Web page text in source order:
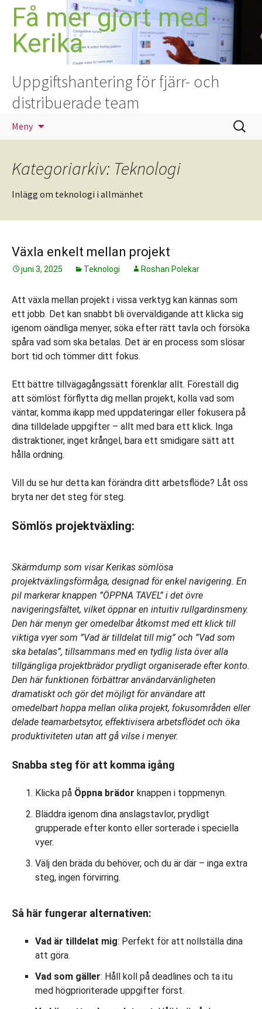
Hoppa
innehåll
Få mer gjort med
Kerika
Uppgiftshantering för fjärr- och
distribuerade team
Meny
Sök
efter:
Kategoriarkiv: Teknologi
Inlägg om teknologi i allmänhet
Växla enkelt mellan projekt
juni 3, 2025 Teknologi Roshan Polekar
Att växla mellan projekt i vissa verktyg kan kännas som
ett jobb. Det kan snabbt bli överväldigande att klicka sig
igenom oändliga menyer, söka efter rätt tavla och försöka
spåra vad som ska betalas. Det är en process som slösar
bort tid och tömmer ditt fokus.
Ett bättre tillvägagångssätt förenklar allt. Föreställ dig
att sömlöst förflytta dig mellan projekt, kolla vad som
väntar, komma ikapp med uppdateringar eller fokusera på
dina tilldelade uppgifter – allt med bara ett klick. Inga
distraktioner, inget krångel, bara ett smidigare sätt att
hålla ordning.
Vill du se hur detta kan förändra ditt arbetsflöde? Låt oss
bryta ner det steg för steg.
Sömlös projektväxling:
Skärmdump som visar Kerikas sömlösa
projektväxlingsförmåga, designad för enkel navigering. En
pil markerar knappen ”ÖPPNA TAVEL” i det övre
navigeringsfältet, vilket öppnar en intuitiv rullgardinsmeny.
Den här menyn ger omedelbar åtkomst med ett klick till
viktiga vyer som ”Vad är tilldelat till mig” och ”Vad som
ska betalas”, tillsammans med en tydlig lista över alla
tillgängliga projektbrädor prydligt organiserade efter konto.
Den här funktionen förbättrar användarvänligheten
dramatiskt och gör det möjligt för användare att
omedelbart hoppa mellan olika projekt, fokusområden eller
delade teamarbetsytor, effektivisera arbetsflödet och öka
produktiviteten utan att gå vilse i menyer.
Snabba steg för att komma igång
Klicka på Öppna brädor knappen i toppmenyn.
Bläddra igenom dina anslagstavlor, prydligt
grupperade efter konto eller sorterade i speciella
vyer.
Välj den bräda du behöver, och du är där – inga extra
steg, ingen förvirring.
Så här fungerar alternativen:
Vad är tilldelat mig: Perfekt för att nollställa dina
att göra.
Vad som gäller: Håll koll på deadlines och ta itu
med högprioriterade uppgifter först.